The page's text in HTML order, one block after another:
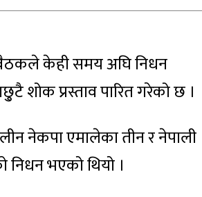
केही समय अघि निधन
शोक प्रस्ताव पारित गरेको छ ।
नेकपा एमालेका तीन र नेपाली
भएको थियो ।